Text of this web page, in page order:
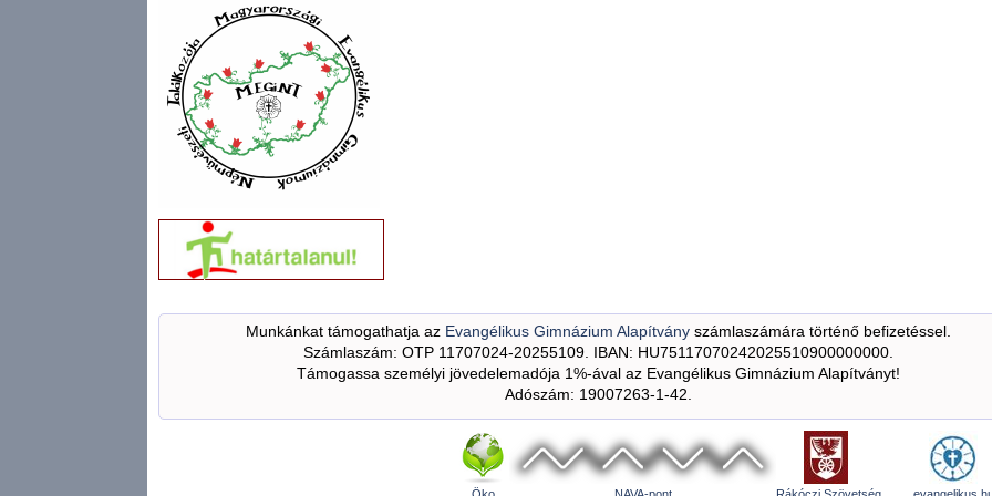
Munkánkat támogathatja az Evangélikus Gimnázium Alapítványszámlaszámára történő befizetéssel.
Számlaszám: OTP 11707024-20255109. IBAN: HU75117070242025510900000000.
Támogassa személyi jövedelemadója 1%-ával az Evangélikus Gimnázium Alapítványt!
Adószám: 19007263-1-42.